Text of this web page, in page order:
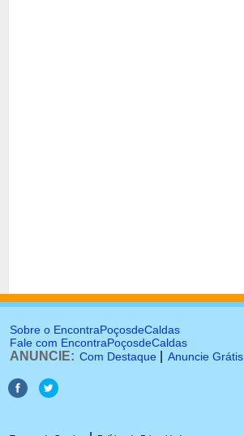
Sobre o EncontraPoçosdeCaldas
Fale com EncontraPoçosdeCaldas
ANUNCIE: Com Destaque Anuncie Grátis